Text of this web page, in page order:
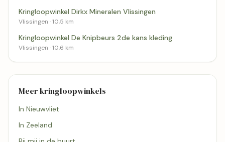
Kringloopwinkel Dirkx Mineralen Vlissingen
Vlissingen · 10,5 km
Kringloopwinkel De Knipbeurs 2de kans kleding
Vlissingen · 10,6 km
Meer kringloopwinkels
In Nieuwvliet
In Zeeland